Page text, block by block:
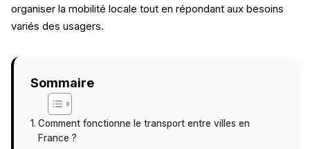
organiser la mobilité locale tout en répondant aux besoins
variés des usagers.
Sommaire
Comment fonctionne le transport entre villes en
France ?